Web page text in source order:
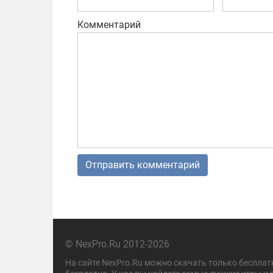
Комментарий
© NexPro.Ru 2012-2026
На сайте NexPro.Ru можно скачать только